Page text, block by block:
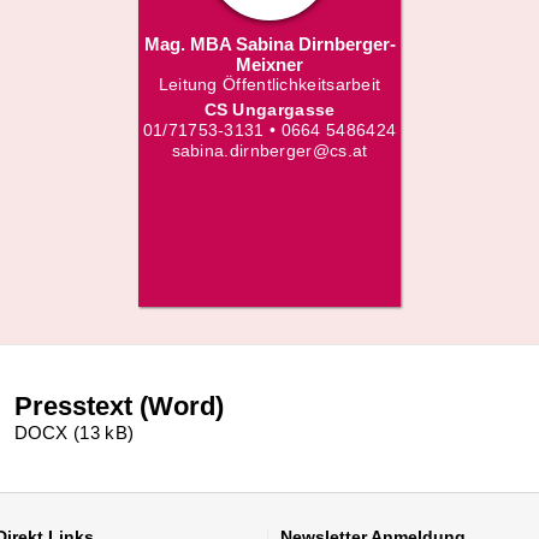
Mag. MBA Sabina Dirnberger-
Meixner
Leitung Öffentlichkeitsarbeit
CS Ungargasse
01/71753-3131 • 0664 5486424
sabina.dirnberger@cs.at
Presstext (Word)
DOCX (13 kB)